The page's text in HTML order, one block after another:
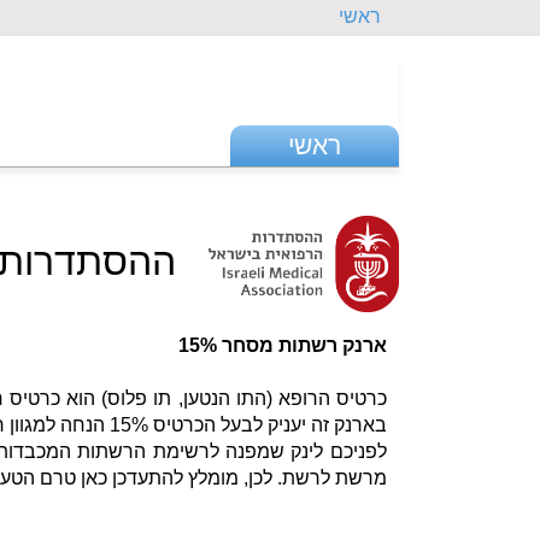
ראשי
ראשי
ארנק רשתות מסחר 15%
בארנק זה יעניק לבעל הכרטיס 15% הנחה למגוון רשתות אופנה, לייףסטייל, ספורט, עיצוב בית, ריהוט ואחרות.
לפניכם לינק שמפנה לרשימת הרשתות
מרשת לרשת. לכן, מומלץ להתעדכן כאן טרם